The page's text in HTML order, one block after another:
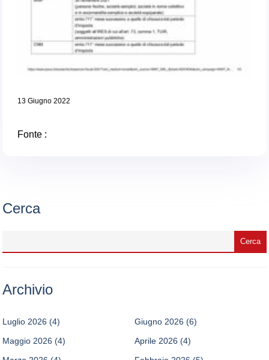
13 Giugno 2022
Fonte :
Cerca
Archivio
Luglio 2026 (4) Giugno 2026 (6)
Maggio 2026 (4) Aprile 2026 (4)